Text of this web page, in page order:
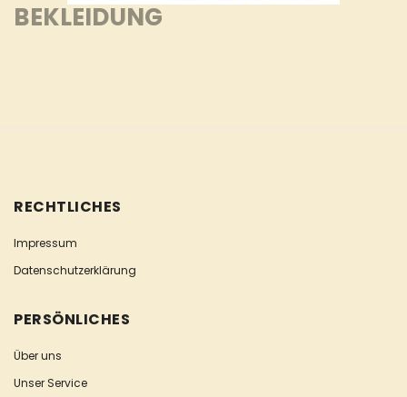
BEKLEIDUNG
RECHTLICHES
Impressum
Datenschutzerklärung
PERSÖNLICHES
Über uns
Unser Service